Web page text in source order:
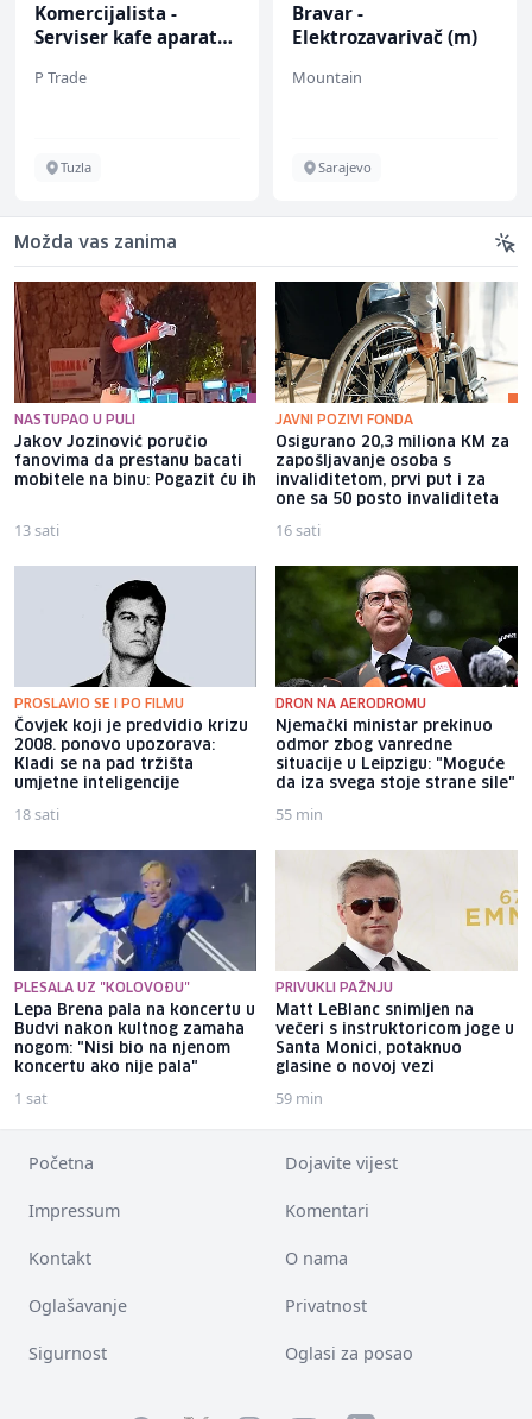
Komercijalista -
Serviser kafe aparata
P Trade
Tuzla
Bravar -
Elektrozavarivač (m)
Mountain
Sarajevo
Možda vas zanima
NASTUPAO U PULI
Jakov Jozinović poručio
fanovima da prestanu bacati
mobitele na binu: Pogazit ću ih
13 sati
JAVNI POZIVI FONDA
Osigurano 20,3 miliona KM za
zapošljavanje osoba s
invaliditetom, prvi put i za
one sa 50 posto invaliditeta
16 sati
PROSLAVIO SE I PO FILMU
Čovjek koji je predvidio krizu
2008. ponovo upozorava:
Kladi se na pad tržišta
umjetne inteligencije
18 sati
DRON NA AERODROMU
Njemački ministar prekinuo
odmor zbog vanredne
situacije u Leipzigu: "Moguće
da iza svega stoje strane sile"
55 min
PLESALA UZ "KOLOVOĐU"
Lepa Brena pala na koncertu u
Budvi nakon kultnog zamaha
nogom: "Nisi bio na njenom
koncertu ako nije pala"
1 sat
PRIVUKLI PAŽNJU
Matt LeBlanc snimljen na
večeri s instruktoricom joge u
Santa Monici, potaknuo
glasine o novoj vezi
59 min
Početna Dojavite vijest
Impressum Komentari
Kontakt O nama
Oglašavanje Privatnost
Sigurnost Oglasi za posao